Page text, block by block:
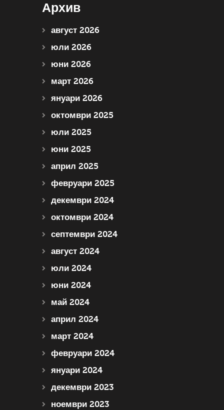
Архив
август 2026
юли 2026
юни 2026
март 2026
януари 2026
октомври 2025
юли 2025
юни 2025
април 2025
февруари 2025
декември 2024
октомври 2024
септември 2024
август 2024
юли 2024
юни 2024
май 2024
април 2024
март 2024
февруари 2024
януари 2024
декември 2023
ноември 2023